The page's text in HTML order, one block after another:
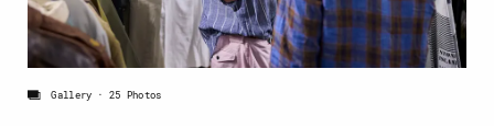
Gallery 25 Photos